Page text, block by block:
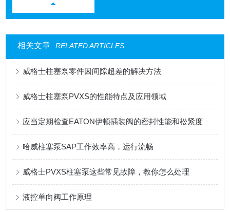
相关文章 RELATED ARTICLES
威格士柱塞泵零件因间隙超差的解决方法
威格士柱塞泵PVXS的性能特点及应用领域
应当定期检查EATON伊顿插装阀的密封性能和松紧度
哈威柱塞泵SAP工作效率高，运行流畅
威格士PVXS柱塞泵这些常见故障，教你怎么处理
液控单向阀工作原理